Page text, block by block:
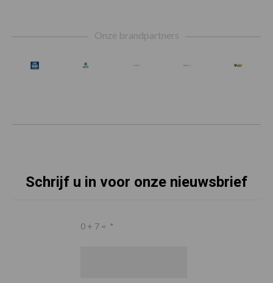
Onze brandpartners
Schrijf u in voor onze nieuwsbrief
0 + 7 = *